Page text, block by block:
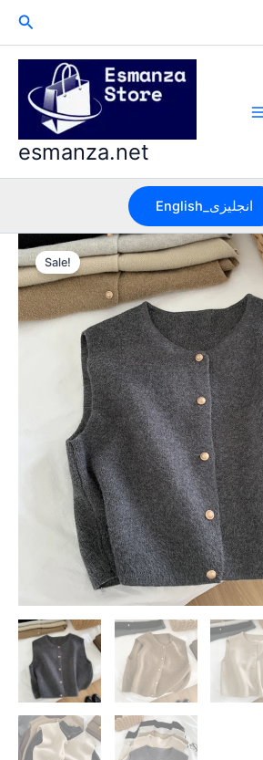
Search
esmanza.net
English_انجليزى
Sale!